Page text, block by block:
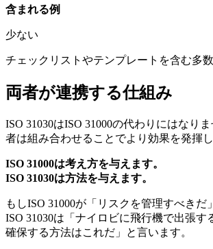
含まれる例
少ない
チェックリストやテンプレートを含む多数
両者が連携する仕組み
ISO 31030はISO 31000の代わりにはなり
者は組み合わせることでより効果を発揮し
ISO 31000は考え方を与えます。
ISO 31030は方法を与えます。
もしISO 31000が「リスクを管理すべきだ
ISO 31030は「ナイロビに飛行機で出張す
確保する方法はこれだ」と言います。